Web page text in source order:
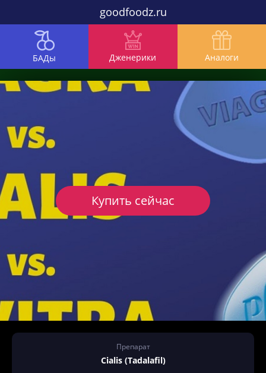
goodfoodz.ru
БАДы Дженерики Аналоги
Препарат
Cialis (Tadalafil)
Купить сейчас